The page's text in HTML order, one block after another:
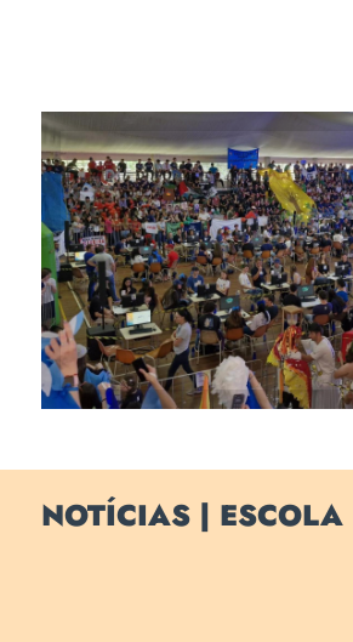
Conecta URI é a
competição do
da região norte do
NOTÍCIAS | ESCOLA